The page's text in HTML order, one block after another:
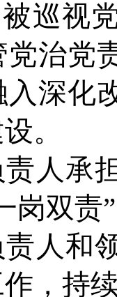
被巡视
治党
入深化
。
人承
岗双责
人和
，持